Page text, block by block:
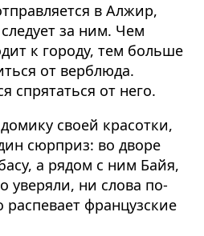
в Алжир,
за ним. Чем
к городу, тем больше
от верблюда.
спрятаться от него.
своей красотки,
сюрприз: во дворе
а рядом с ним Байя,
уверяли, ни слова по-
распевает французские